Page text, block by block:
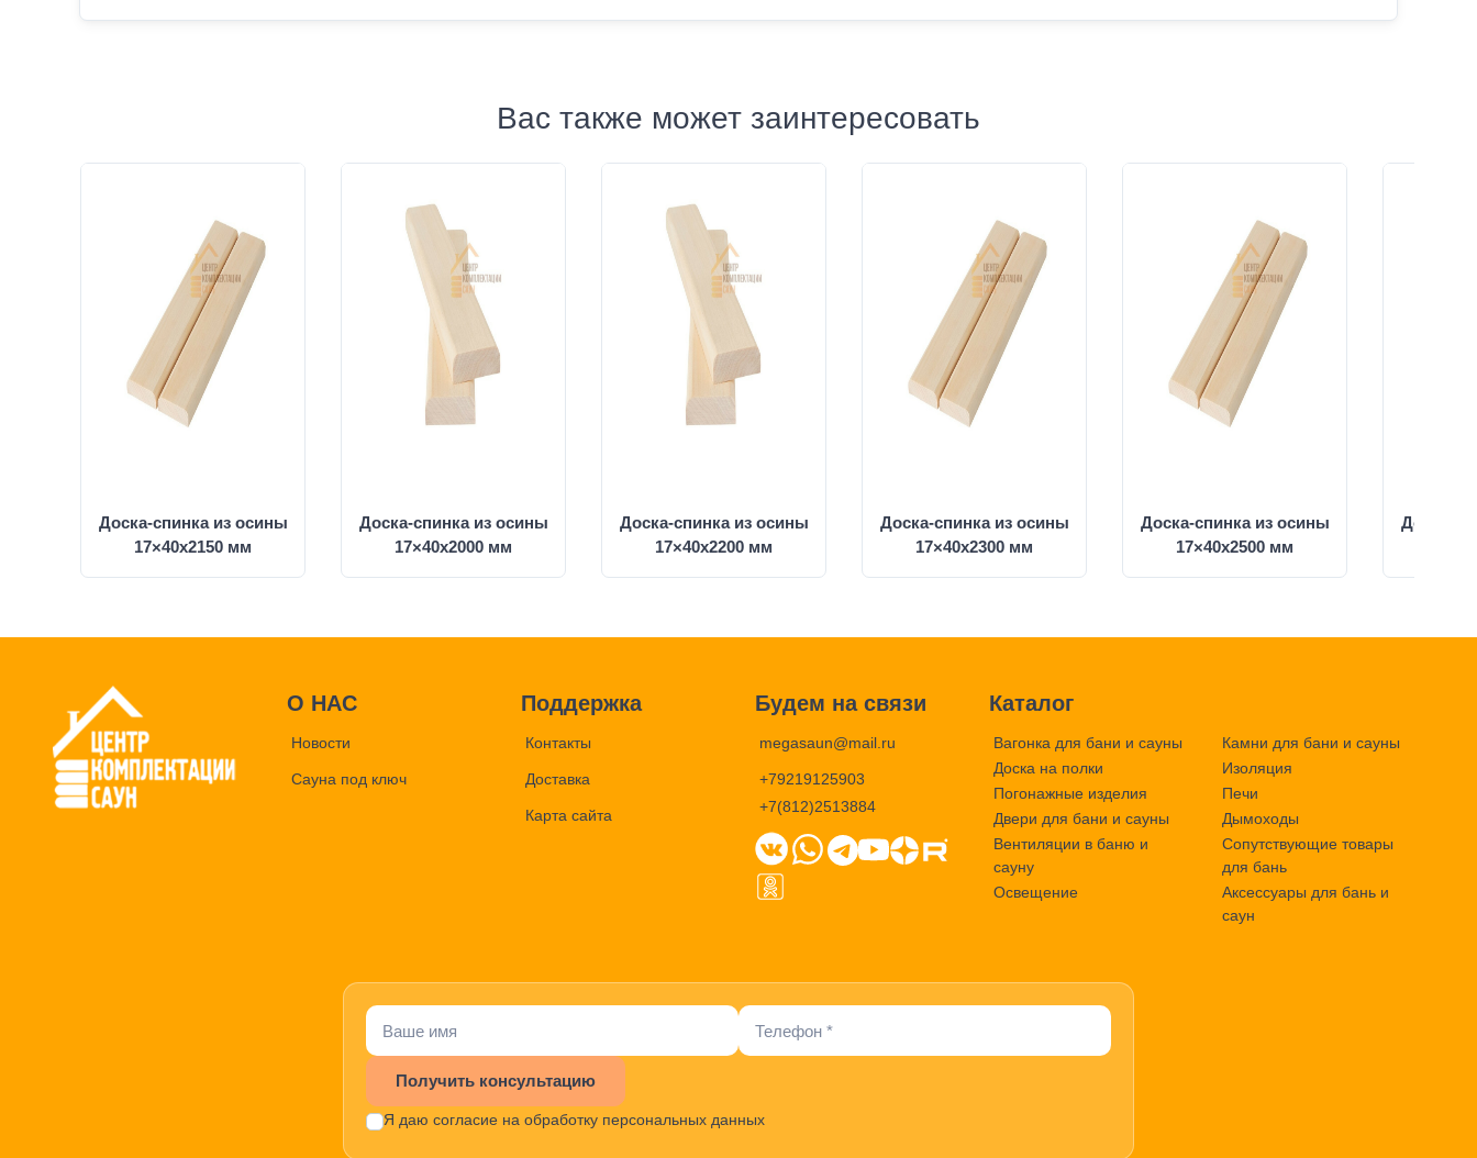
Вас также может заинтересовать
Доска-спинка из осины
17×40x2150 мм
Доска-спинка из осины
17×40x2000 мм
Доска-спинка из осины
17×40x2200 мм
Доска-спинка из осины
17×40x2300 мм
Доска-спинка из осины
17×40x2500 мм
Доска-
О НАС
Новости
Сауна под ключ
Поддержка
Контакты
Доставка
Карта сайта
Будем на связи
megasaun@mail.ru
+79219125903
+7(812)2513884
Каталог
Вагонка для бани и сауны
Доска на полки
Погонажные изделия
Двери для бани и сауны
Вентиляции в баню и
сауну
Освещение
Камни для бани и сауны
Изоляция
Печи
Дымоходы
Сопутствующие товары
для бань
Аксессуары для бань и
саун
Получить консультацию
Я даю согласие на обработку персональных данных